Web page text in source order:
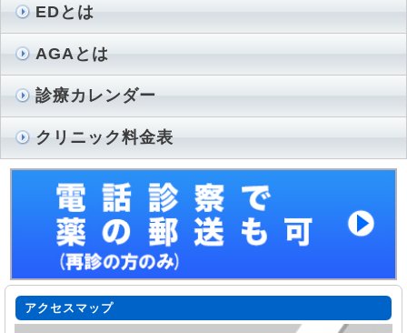
EDとは
AGAとは
診療カレンダー
クリニック料金表
アクセスマップ